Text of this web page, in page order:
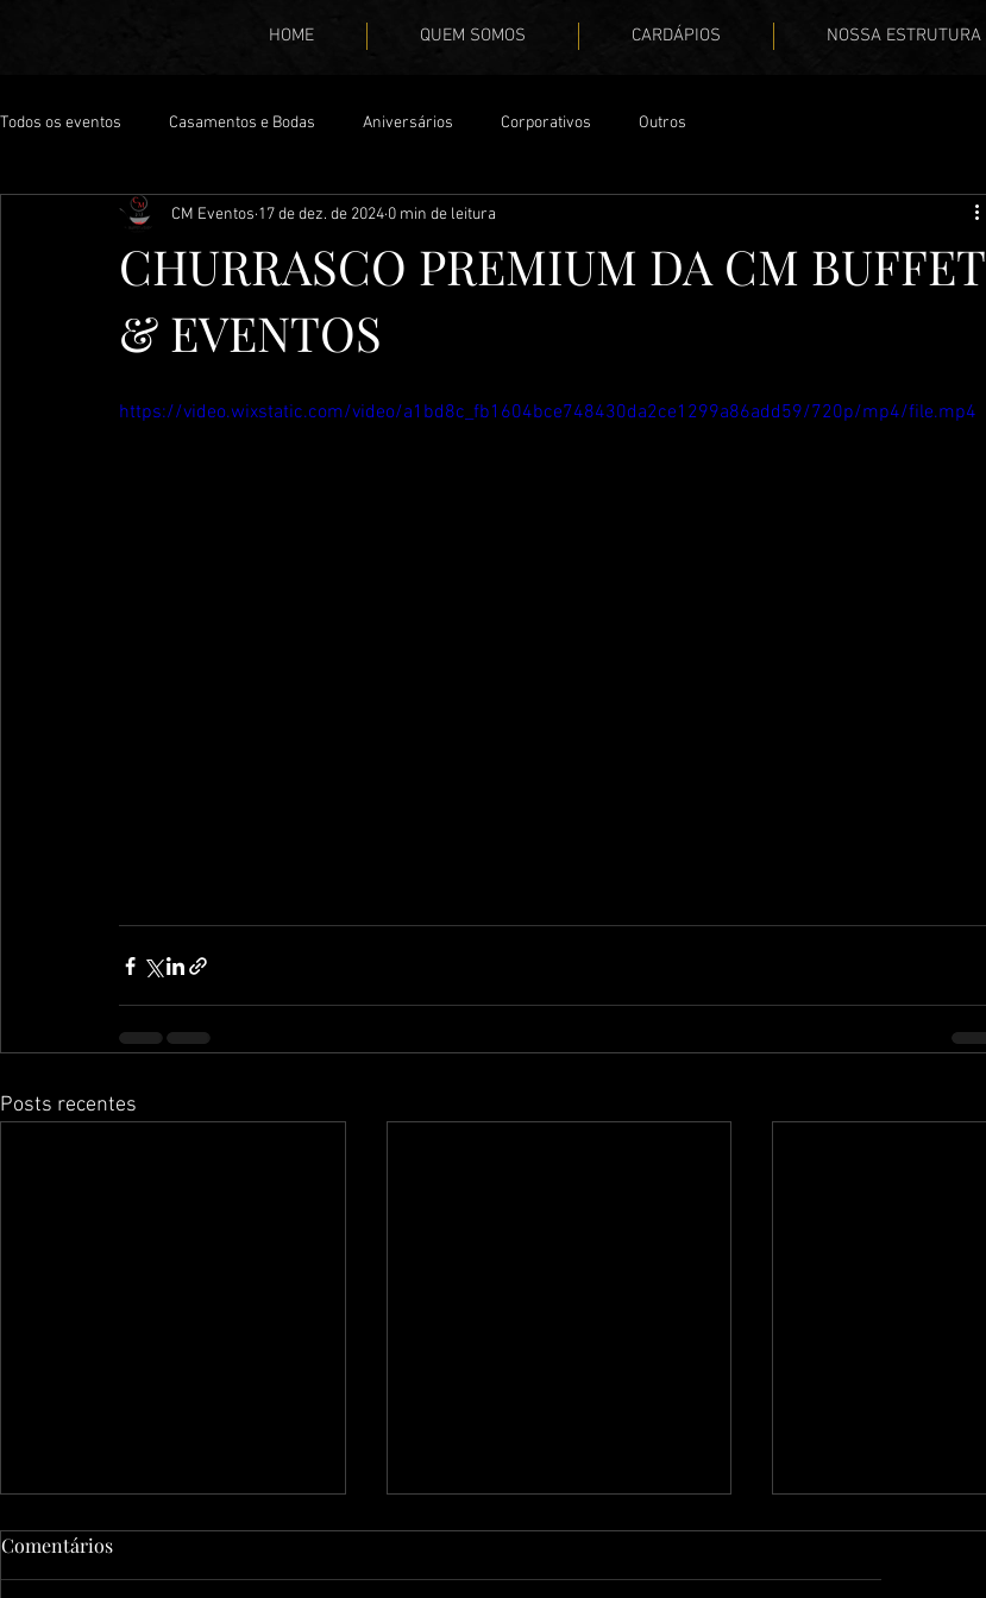
HOME QUEM SOMOS CARDÁPIOS NOSSA ESTRUTURA
Todos os eventos Casamentos e Bodas Aniversários Corporativos Outros
CHURRASCO PREMIUM DA CM BUFFET
& EVENTOS
CM Eventos 17 de dez. de 2024 0 min de leitura
https://video.wixstatic.com/video/a1bd8c_fb1604bce748430da2ce1299a86add59/720p/mp4/file.mp4
Posts recentes
Comentários